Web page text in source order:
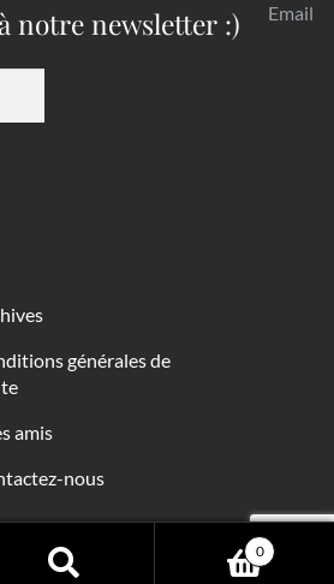
notre newsletter :) Email
générales de
amis
nous
- 2026 0